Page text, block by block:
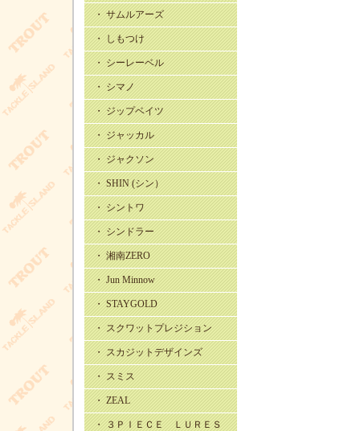
・ サムルアーズ
・ しもつけ
・ シーレーベル
・ シマノ
・ ジップベイツ
・ ジャッカル
・ ジャクソン
・ SHIN (シン）
・ シントワ
・ シンドラー
・ 湘南ZERO
・ Jun Minnow
・ STAYGOLD
・ スクワットプレジション
・ スカジットデザインズ
・ スミス
・ ZEAL
・ ３ＰＩＥＣＥ ＬＵＲＥＳ